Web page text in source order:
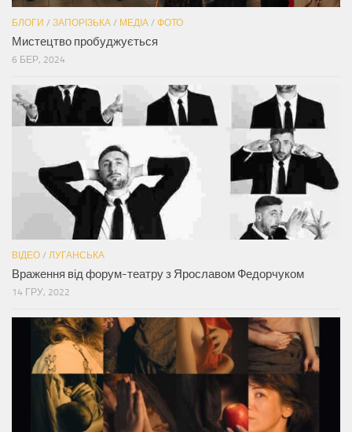
БЛОГИ / ЗАПОРІЗЬКА / МЕДІА / ФОТО
Мистецтво пробуджується
6 БЕР, 2024
ВІДЕО / ЛУГАНСЬКА
Враження від форум-театру з Ярославом Федорчуком
14 ГРУ, 2022